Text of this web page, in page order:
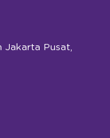
Jakarta Pusat,